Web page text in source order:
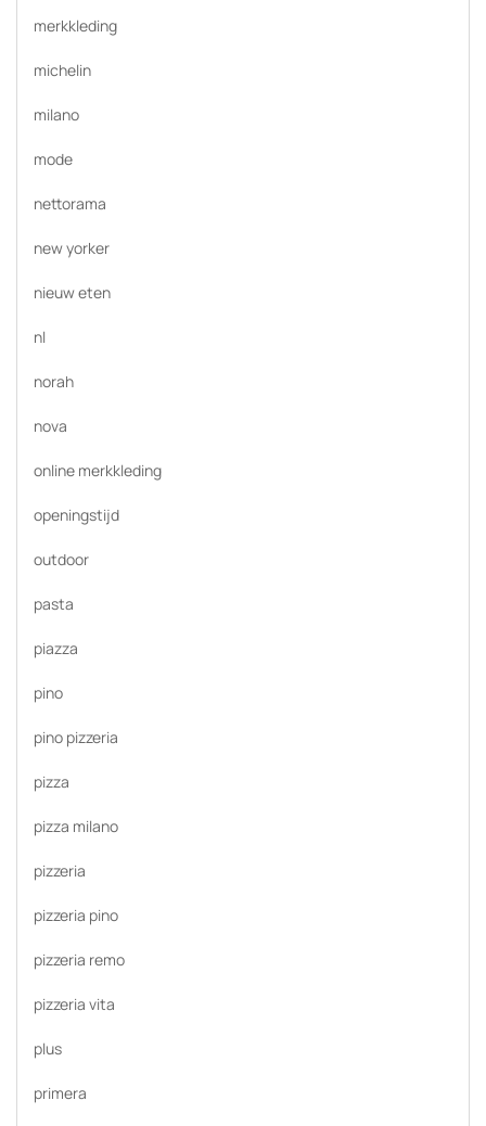
merkkleding
michelin
milano
mode
nettorama
new yorker
nieuw eten
nl
norah
nova
online merkkleding
openingstijd
outdoor
pasta
piazza
pino
pino pizzeria
pizza
pizza milano
pizzeria
pizzeria pino
pizzeria remo
pizzeria vita
plus
primera